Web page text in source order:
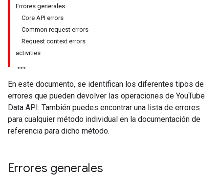
Errores generales
Core API errors
Common request errors
Request context errors
activities
En este documento, se identifican los diferentes tipos de
errores que pueden devolver las operaciones de YouTube
Data API. También puedes encontrar una lista de errores
para cualquier método individual en la documentación de
referencia para dicho método.
Errores generales